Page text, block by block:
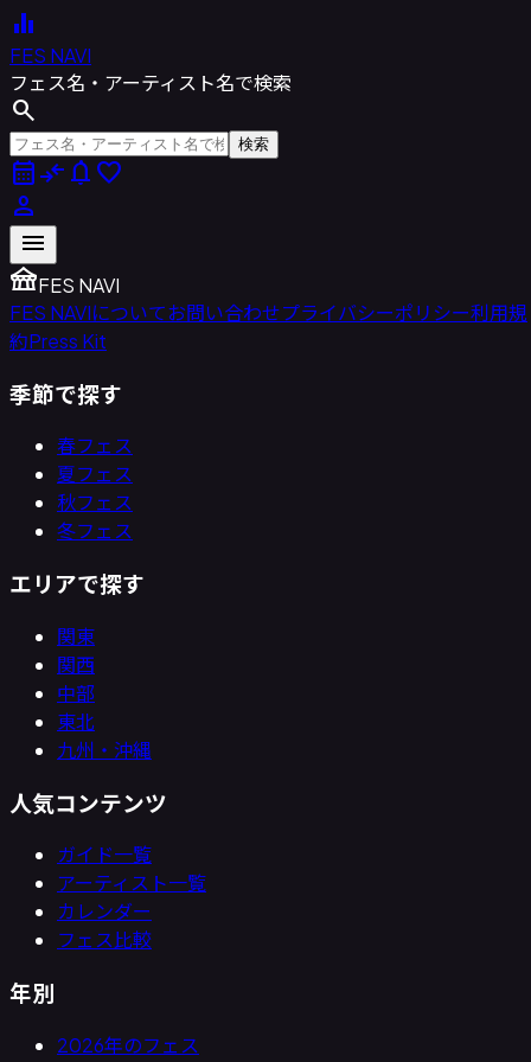
equalizer
FES NAVI
フェス名・アーティスト名で検索
search
検索
calendar_monthcompare_arrows notifications favorite
person
menu
festivalFES NAVI
FES NAVIについてお問い合わせプライバシーポリシー利用規
約Press Kit
季節で探す
春フェス
夏フェス
秋フェス
冬フェス
エリアで探す
関東
関西
中部
東北
九州・沖縄
人気コンテンツ
ガイド一覧
アーティスト一覧
カレンダー
フェス比較
年別
2026年のフェス